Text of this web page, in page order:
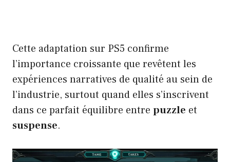
Cette adaptation sur PS5 confirme
l’importance croissante que revêtent les
expériences narratives de qualité au sein de
l’industrie, surtout quand elles s’inscrivent
dans ce parfait équilibre entre puzzle et
suspense.